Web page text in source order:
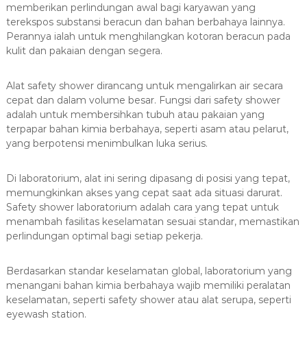
memberikan perlindungan awal bagi karyawan yang
terekspos substansi beracun dan bahan berbahaya lainnya.
Perannya ialah untuk menghilangkan kotoran beracun pada
kulit dan pakaian dengan segera.
Alat safety shower dirancang untuk mengalirkan air secara
cepat dan dalam volume besar. Fungsi dari safety shower
adalah untuk membersihkan tubuh atau pakaian yang
terpapar bahan kimia berbahaya, seperti asam atau pelarut,
yang berpotensi menimbulkan luka serius.
Di laboratorium, alat ini sering dipasang di posisi yang tepat,
memungkinkan akses yang cepat saat ada situasi darurat.
Safety shower laboratorium adalah cara yang tepat untuk
menambah fasilitas keselamatan sesuai standar, memastikan
perlindungan optimal bagi setiap pekerja.
Berdasarkan standar keselamatan global, laboratorium yang
menangani bahan kimia berbahaya wajib memiliki peralatan
keselamatan, seperti safety shower atau alat serupa, seperti
eyewash station.